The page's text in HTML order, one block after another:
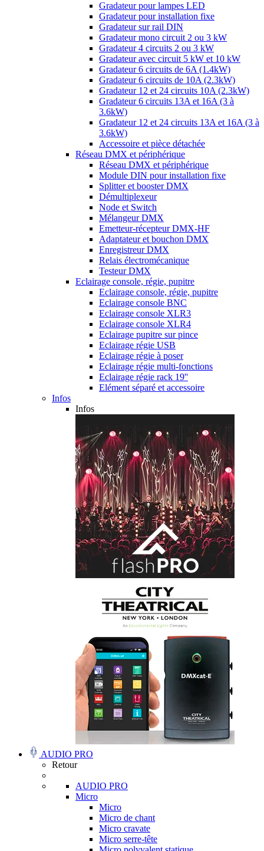
Gradateur pour lampes LED
Gradateur pour installation fixe
Gradateur sur rail DIN
Gradateur mono circuit 2 ou 3 kW
Gradateur 4 circuits 2 ou 3 kW
Gradateur avec circuit 5 kW et 10 kW
Gradateur 6 circuits de 6A (1.4kW)
Gradateur 6 circuits de 10A (2.3kW)
Gradateur 12 et 24 circuits 10A (2.3kW)
Gradateur 6 circuits 13A et 16A (3 à
3.6kW)
Gradateur 12 et 24 circuits 13A et 16A (3 à
3.6kW)
Accessoire et pièce détachée
Réseau DMX et périphérique
Réseau DMX et périphérique
Module DIN pour installation fixe
Splitter et booster DMX
Démultiplexeur
Node et Switch
Mélangeur DMX
Emetteur-récepteur DMX-HF
Adaptateur et bouchon DMX
Enregistreur DMX
Relais électromécanique
Testeur DMX
Eclairage console, régie, pupitre
Eclairage console, régie, pupitre
Eclairage console BNC
Eclairage console XLR3
Eclairage console XLR4
Eclairage pupitre sur pince
Eclairage régie USB
Eclairage régie à poser
Eclairage régie multi-fonctions
Eclairage régie rack 19''
Elément séparé et accessoire
Infos
Infos
AUDIO PRO
Retour
AUDIO PRO
Micro
Micro
Micro de chant
Micro cravate
Micro serre-tête